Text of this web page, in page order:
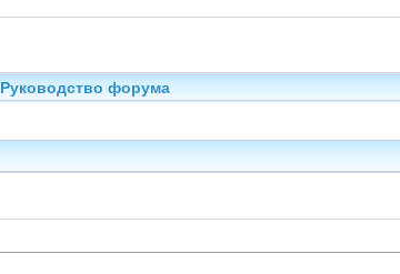
Руководство форума